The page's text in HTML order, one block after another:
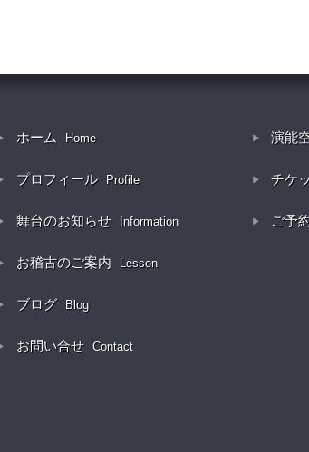
ホーム Home
プロフィール Profile
舞台のお知らせ Information
お稽古のご案内 Lesson
ブログ Blog
お問い合せ Contact
演能
チケ
ご予